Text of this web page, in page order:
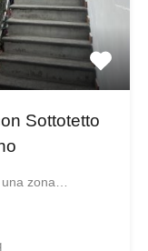
Sottotetto
una zona…